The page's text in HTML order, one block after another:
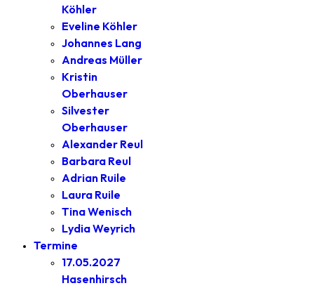
Köhler
Eveline Köhler
Johannes Lang
Andreas Müller
Kristin
Oberhauser
Silvester
Oberhauser
Alexander Reul
Barbara Reul
Adrian Ruile
Laura Ruile
Tina Wenisch
Lydia Weyrich
Termine
17.05.2027
Hasenhirsch